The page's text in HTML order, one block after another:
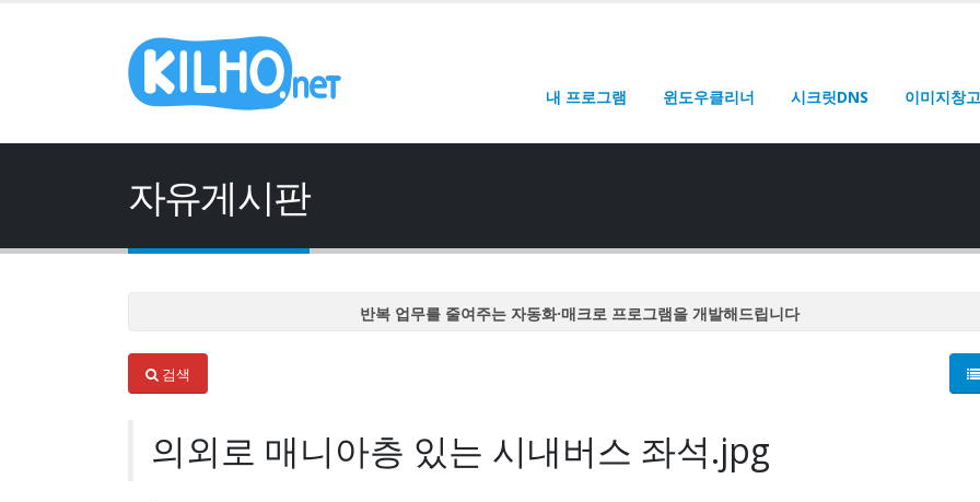
내 프로그램 윈도우클리너 시크릿DNS 이미지창고
자유게시판
반복 업무를 줄여주는 자동화·매크로 프로그램을 개발해드립니다
반복 업무를 줄여주는 자동화·매크로 프로그램을 개발해드립니다
검색
의외로 매니아층 있는 시내버스 좌석.jpg